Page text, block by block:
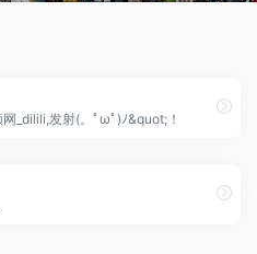
_dilili,发射(。ﾟωﾟ)ﾉ&quot;！